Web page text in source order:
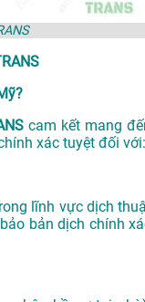
cam kết mang
xác tuyệt đối với:
lĩnh vực dịch
bản dịch chính